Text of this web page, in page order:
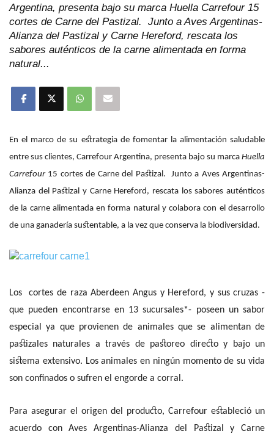
Argentina, presenta bajo su marca Huella Carrefour 15
cortes de Carne del Pastizal. Junto a Aves Argentinas-
Alianza del Pastizal y Carne Hereford, rescata los
sabores auténticos de la carne alimentada en forma
natural...
En el marco de su estrategia de fomentar la alimentación saludable
entre sus clientes, Carrefour Argentina, presenta bajo su marca Huella
Carrefour 15 cortes de Carne del Pastizal. Junto a Aves Argentinas-
Alianza del Pastizal y Carne Hereford, rescata los sabores auténticos
de la carne alimentada en forma natural y colabora con el desarrollo
de una ganadería sustentable, a la vez que conserva la biodiversidad.
Los cortes de raza Aberdeen Angus y Hereford, y sus cruzas -
que pueden encontrarse en 13 sucursales*- poseen un sabor
especial ya que provienen de animales que se alimentan de
pastizales naturales a través de pastoreo directo y bajo un
sistema extensivo. Los animales en ningún momento de su vida
son confinados o sufren el engorde a corral.
Para asegurar el origen del producto, Carrefour estableció un
acuerdo con Aves Argentinas-Alianza del Pastizal y Carne